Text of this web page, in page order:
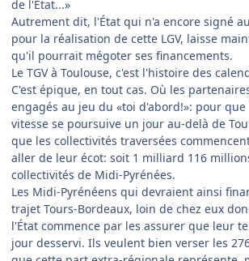
de l'État...»
Autrement dit, l'État qui n'a encore signé
pour la réalisation de cette LGV, laisse
qu'il pourrait mégoter ses financements.
Le TGV à Toulouse, c'est l'histoire des
C'est épique, en tout cas. Où les
engagés au jeu du «toi d'abord!»: pour
vitesse se poursuive un jour au-delà de
que les collectivités traversées
aller de leur écot: soit 1 milliard 116
collectivités de Midi-Pyrénées.
Les Midi-Pyrénéens qui devraient ainsi
trajet Tours-Bordeaux, loin de chez eux
l'État commence par les assurer que leur
jour desservi. Ils veulent bien verser les